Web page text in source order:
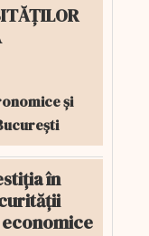
și
în